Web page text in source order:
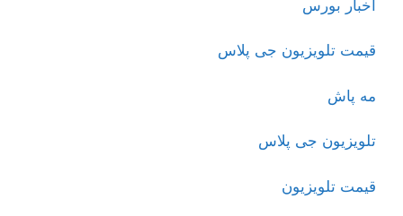
اخبار بورس
قیمت تلویزیون جی پلاس
مه پاش
تلویزیون جی پلاس
قیمت تلویزیون